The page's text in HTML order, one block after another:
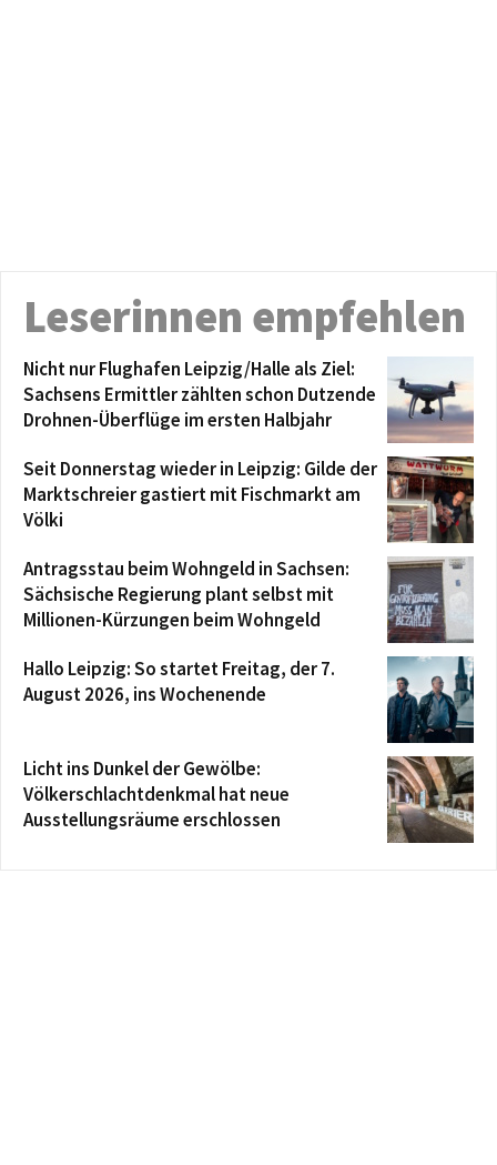
Leserinnen empfehlen
Nicht nur Flughafen Leipzig/Halle als Ziel:
Sachsens Ermittler zählten schon Dutzende
Drohnen-Überflüge im ersten Halbjahr
Seit Donnerstag wieder in Leipzig: Gilde der
Marktschreier gastiert mit Fischmarkt am
Völki
Antragsstau beim Wohngeld in Sachsen:
Sächsische Regierung plant selbst mit
Millionen-Kürzungen beim Wohngeld
Hallo Leipzig: So startet Freitag, der 7.
August 2026, ins Wochenende
Licht ins Dunkel der Gewölbe:
Völkerschlachtdenkmal hat neue
Ausstellungsräume erschlossen